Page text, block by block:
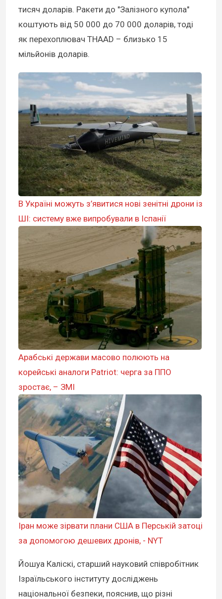
тисяч доларів. Ракети до "Залізного купола"
коштують від 50 000 до 70 000 доларів, тоді
як перехоплювач THAAD – близько 15
мільйонів доларів.
В Україні можуть з’явитися нові зенітні дрони із
ШІ: систему вже випробували в Іспанії
Арабські держави масово полюють на
корейські аналоги Patriot: черга за ППО
зростає, – ЗМІ
Іран може зірвати плани США в Перській затоці
за допомогою дешевих дронів, - NYT
Йошуа Каліскі, старший науковий співробітник
Ізраїльського інституту досліджень
національної безпеки, пояснив, що різні